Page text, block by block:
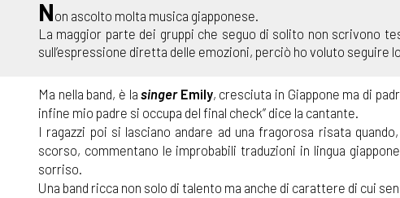
Non ascolto molta musica giapponese.
La maggior parte dei gruppi che seguo di solito non scrivono
sull’espressione diretta delle emozioni, perciò ho voluto seguire
Ma nella band, è lasinger Emily, cresciuta in Giappone ma di
infine mio padre si occupa del final check” dice la cantante.
I ragazzi poi si lasciano andare ad una fragorosa risata
scorso, commentano le improbabili traduzioni in lingua
sorriso.
Una band ricca non solo di talento ma anche di carattere di cui